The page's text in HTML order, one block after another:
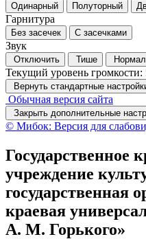
Одинарный Полуторный
Гарнитура
Без засечек С засечками
Звук
Отключить Тише
Текущий уровень громкости:
Вернуть стандартные
Обычная версия сайта
Закрыть дополнительные
© Мибок: Версия для
Государственное
учреждение
государственная
краевая
А. М. Горького»